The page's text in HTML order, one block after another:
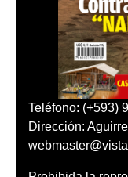
Teléfono: (+593)
Dirección: